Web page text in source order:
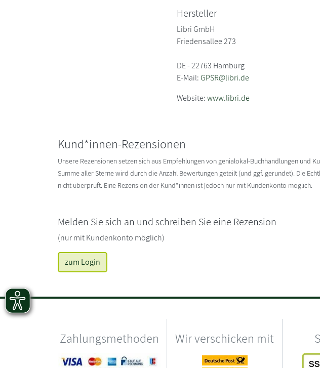
Hersteller
Libri GmbH
Friedensallee 273
DE - 22763 Hamburg
E-Mail:GPSR@libri.de
Website:www.libri.de
Kund*innen-Rezensionen
Unsere Rezensionen setzen sich aus Empfehlungen von genialokal-Buchhandlungen und
Summe aller Sterne wird durch die Anzahl Bewertungen geteilt (und ggf. gerundet). Die
nicht überprüft. Eine Rezension der Kund*innen ist jedoch nur mit Kundenkonto möglich.
Melden Sie sich an und schreiben Sie eine Rezension
(nur mit Kundenkonto möglich)
zum Login
Zahlungsmethoden Wir verschicken mit